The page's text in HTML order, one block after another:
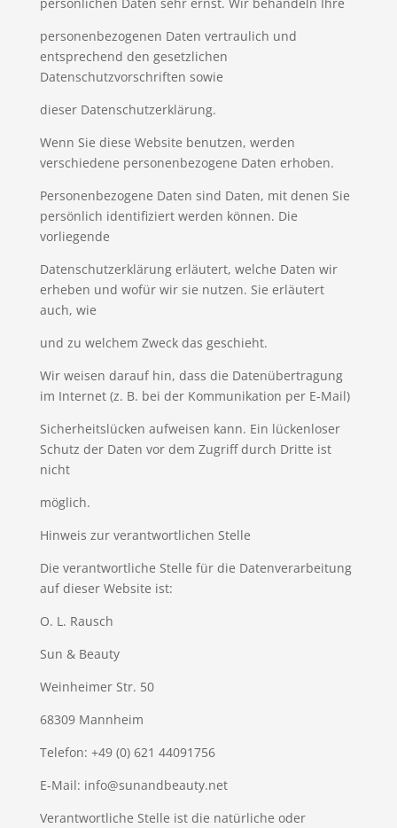
personenbezogenen Daten vertraulich und
entsprechend den gesetzlichen
Datenschutzvorschriften sowie
dieser Datenschutzerklärung.
Wenn Sie diese Website benutzen, werden
verschiedene personenbezogene Daten erhoben.
Personenbezogene Daten sind Daten, mit denen Sie
persönlich identifiziert werden können. Die
vorliegende
Datenschutzerklärung erläutert, welche Daten wir
erheben und wofür wir sie nutzen. Sie erläutert
auch, wie
und zu welchem Zweck das geschieht.
Wir weisen darauf hin, dass die Datenübertragung
im Internet (z. B. bei der Kommunikation per E-Mail)
Sicherheitslücken aufweisen kann. Ein lückenloser
Schutz der Daten vor dem Zugriff durch Dritte ist
nicht
möglich.
Hinweis zur verantwortlichen Stelle
Die verantwortliche Stelle für die Datenverarbeitung
auf dieser Website ist:
O. L. Rausch
Sun & Beauty
Weinheimer Str. 50
68309 Mannheim
Telefon: +49 (0) 621 44091756
E-Mail: info@sunandbeauty.net
Verantwortliche Stelle ist die natürliche oder